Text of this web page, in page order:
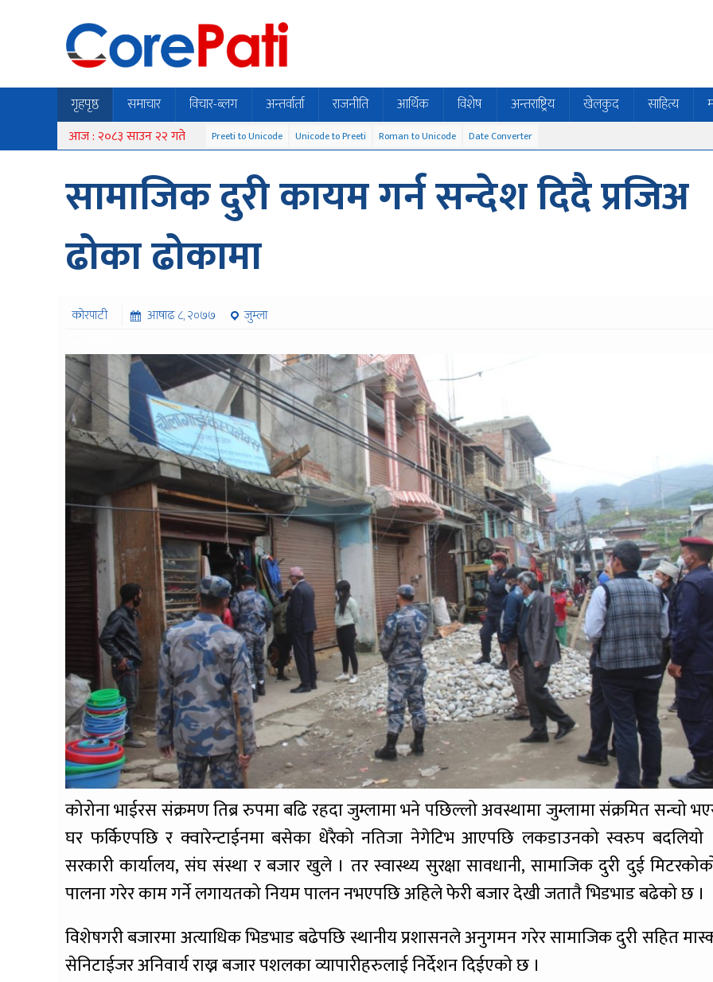
गृहपृष्ठ समाचार विचार-ब्लग अन्तर्वार्ता राजनीति आर्थिक विशेष अन्तराष्ट्रिय खेलकुद साहित्य
आज : २०८३ साउन २२ गते Preeti to Unicode Unicode to Preeti Roman to Unicode Date Converter
सामाजिक दुरी कायम गर्न सन्देश दिदै प्रजिअ
ढोका ढोकामा
कोरपाटी आषाढ ८, २०७७
जुम्ला
कोरोना भाईरस संक्रमण तिब्र रुपमा बढि रहदा जुम्लामा भने पछिल्लो अवस्थामा जुम्लामा संक्रमित सन्चो
घर फर्किएपछि र क्वारेन्टाईनमा बसेका धेरैको नतिजा नेगेटिभ आएपछि लकडाउनको स्वरुप बदलियो
सरकारी कार्यालय, संघ संस्था र बजार खुले । तर स्वास्थ्य सुरक्षा सावधानी, सामाजिक दुरी दुई
पालना गरेर काम गर्ने लगायतको नियम पालन नभएपछि अहिले फेरी बजार देखी जतातै भिडभाड बढेको छ ।
विशेषगरी बजारमा अत्याधिक भिडभाड बढेपछि स्थानीय प्रशासनले अनुगमन गरेर सामाजिक दुरी सहित
सेनिटाईजर अनिवार्य राख्न बजार पशलका व्यापारीहरुलाई निर्देशन दिईएको छ ।